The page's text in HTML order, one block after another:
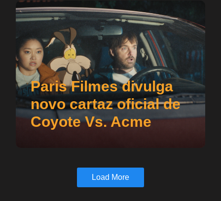
Paris Filmes divulga
novo cartaz oficial de
Coyote Vs. Acme
Load More